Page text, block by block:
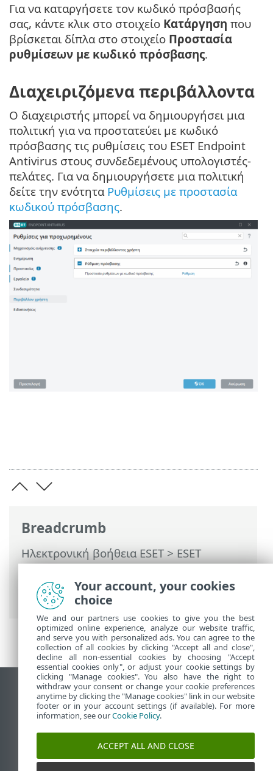
Breadcrumb
Ηλεκτρονική βοήθεια ESET>ESET
Endpoint Antivirus>Ρυθμίσεις για
προχωρημένους>Περιβάλλον χρήστη>
Ρύθμιση πρόσβασης
Για να καταργήσετε τον κωδικό πρόσβασής
σας, κάντε κλικ στο στοιχείο Κατάργηση που
βρίσκεται δίπλα στο στοιχείο Προστασία
ρυθμίσεων με κωδικό πρόσβασης.
Διαχειριζόμενα περιβάλλοντα
Ο διαχειριστής μπορεί να δημιουργήσει μια
πολιτική για να προστατεύει με κωδικό
πρόσβασης τις ρυθμίσεις του ESET Endpoint
Antivirus στους συνδεδεμένους υπολογιστές-
πελάτες. Για να δημιουργήσετε μια πολιτική
δείτε την ενότητα Ρυθμίσεις με προστασία
κωδικού πρόσβασης.
Προβολή ιστότοπου επιφάνειας εργασίας
End of Life
Γνωσιακή βάση ESET
Ομάδα συζήτησης ESET
ESET Status Portal
Your account, your cookies
choice
We and our partners use cookies to give you the best
optimized online experience, analyze our website traffic,
and serve you with personalized ads. You can agree to the
collection of all cookies by clicking "Accept all and close",
decline all non-essential cookies by choosing "Accept
essential cookies only", or adjust your cookie settings by
clicking "Manage cookies". You also have the right to
withdraw your consent or change your cookie preferences
anytime by clicking the "Manage cookies" link in our website
footer or in your account settings (if available). For more
information, see ourCookie Policy.
ACCEPT ALL AND CLOSE